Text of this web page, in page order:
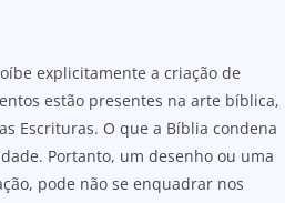
explicitamente a criação de
estão presentes na arte bíblica,
Escrituras. O que a Bíblia condena
Portanto, um desenho ou uma
pode não se enquadrar nos